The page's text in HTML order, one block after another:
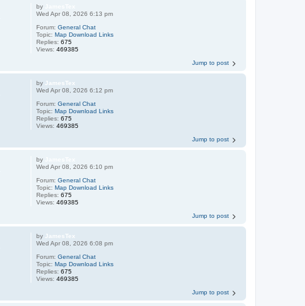
by
Wed Apr 08, 2026 6:13 pm
Forum:General Chat
Topic:Map Download Links
Replies:675
Views:469385
Jump to post
by JamesTex
Wed Apr 08, 2026 6:12 pm
Forum:General Chat
Topic:Map Download Links
Replies:675
Views:469385
Jump to post
by
Wed Apr 08, 2026 6:10 pm
Forum:General Chat
Topic:Map Download Links
Replies:675
Views:469385
Jump to post
by JamesTex
Wed Apr 08, 2026 6:08 pm
Forum:General Chat
Topic:Map Download Links
Replies:675
Views:469385
Jump to post